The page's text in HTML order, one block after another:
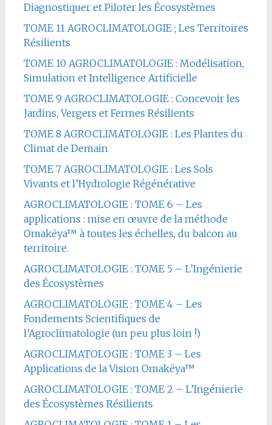
Diagnostiquer et Piloter les Écosystèmes
TOME 11 AGROCLIMATOLOGIE ; Les Territoires
Résilients
TOME 10 AGROCLIMATOLOGIE : Modélisation,
Simulation et Intelligence Artificielle
TOME 9 AGROCLIMATOLOGIE : Concevoir les
Jardins, Vergers et Fermes Résilients
TOME 8 AGROCLIMATOLOGIE : Les Plantes du
Climat de Demain
TOME 7 AGROCLIMATOLOGIE : Les Sols
Vivants et l’Hydrologie Régénérative
AGROCLIMATOLOGIE : TOME 6 – Les
applications : mise en œuvre de la méthode
Omakëya™ à toutes les échelles, du balcon au
territoire.
AGROCLIMATOLOGIE : TOME 5 – L’Ingénierie
des Écosystèmes
AGROCLIMATOLOGIE : TOME 4 – Les
Fondements Scientifiques de
l’Agroclimatologie (un peu plus loin !)
AGROCLIMATOLOGIE : TOME 3 – Les
Applications de la Vision Omakëya™
AGROCLIMATOLOGIE : TOME 2 – L’Ingénierie
des Écosystèmes Résilients